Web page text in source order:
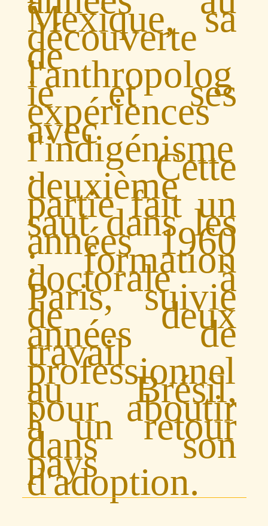
Mexique, sa
découverte
de
l'anthropolog
ie et ses
expériences
avec
l'indigénisme
. Cette
deuxième
partie fait un
saut dans les
années 1960
: formation
doctorale à
Paris, suivie
de deux
années de
travail
professionnel
au Brésil,
pour aboutir
à un retour
dans son
pays
d'adoption.